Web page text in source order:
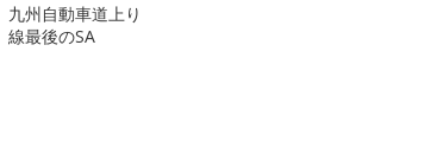
九州自動車道上り
線最後のSA